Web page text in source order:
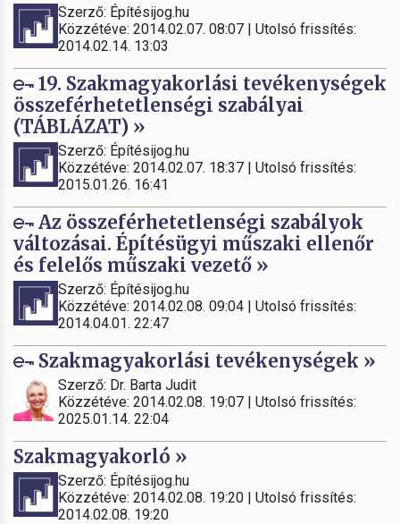
Szerző: Építésijog.hu
Közzétéve: 2014.02.07. 08:07 | Utolsó frissítés:
2014.02.14. 13:03
19. Szakmagyakorlási tevékenységek
összeférhetetlenségi szabályai
(TÁBLÁZAT) »
Szerző: Építésijog.hu
Közzétéve: 2014.02.07. 18:37 | Utolsó frissítés:
2015.01.26. 16:41
Az összeférhetetlenségi szabályok
változásai. Építésügyi műszaki ellenőr
és felelős műszaki vezető »
Szerző: Építésijog.hu
Közzétéve: 2014.02.08. 09:04 | Utolsó frissítés:
2014.04.01. 22:47
Szakmagyakorlási tevékenységek »
Szerző: Dr. Barta Judit
Közzétéve: 2014.02.08. 19:07 | Utolsó frissítés:
2025.01.14. 22:04
Szakmagyakorló »
Szerző: Építésijog.hu
Közzétéve: 2014.02.08. 19:20 | Utolsó frissítés:
2014.02.08. 19:20